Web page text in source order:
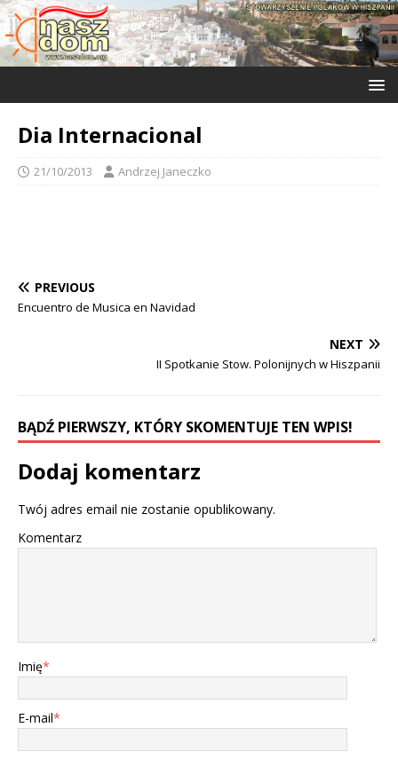
Dia Internacional
21/10/2013 Andrzej Janeczko
PREVIOUS
Encuentro de Musica en Navidad
NEXT
II Spotkanie Stow. Polonijnych w Hiszpanii
BĄDŹ PIERWSZY, KTÓRY SKOMENTUJE TEN WPIS!
Dodaj komentarz
Twój adres email nie zostanie opublikowany.
Komentarz
Imię*
E-mail*